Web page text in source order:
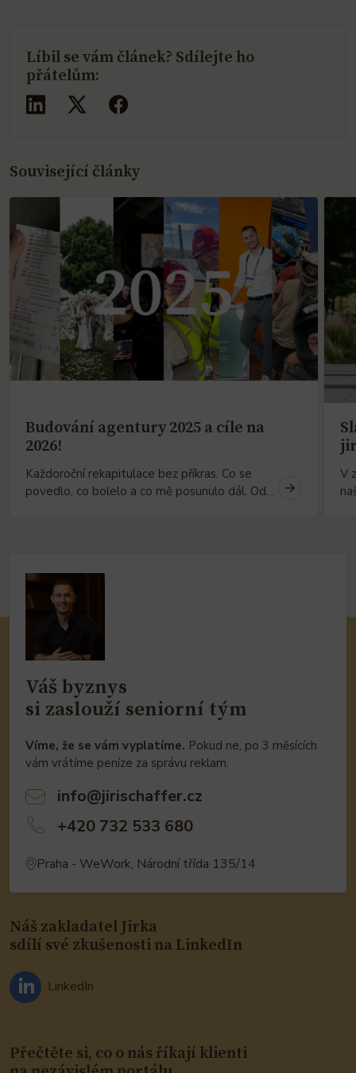
Líbil se vám článek? Sdílejte ho
přátelům:
Sdílet
Sdílet
Sdílet
Související články
Budování agentury 2025 a cíle na
2026!
Každoroční rekapitulace bez příkras. Co se
povedlo, co bolelo a co mě posunulo dál. Od
Celý
V
Váš byznys
si zaslouží seniorní tým
Víme, že se vám vyplatíme. Pokud ne, po 3 měsících
vám vrátíme peníze za správu reklam.
info@jirischaffer.cz
+420 732 533 680
Praha - WeWork, Národní třída 135/14
Náš zakladatel Jirka
sdílí své zkušenosti na LinkedIn
LinkedIn
Přečtěte si, co o nás říkají klienti